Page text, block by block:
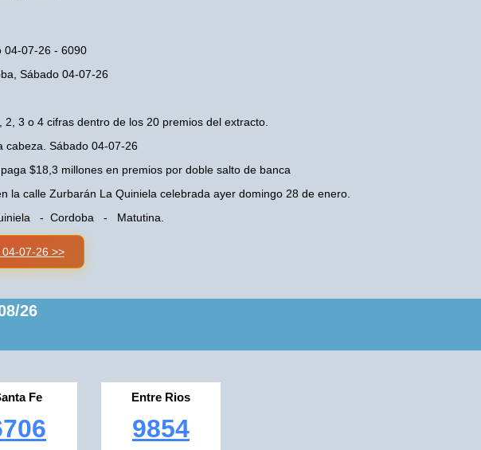
07-26 - 6090
Sábado 04-07-26
3 o 4 cifras dentro de los 20 premios del extracto.
cabeza. Sábado 04-07-26
$18,3 millones en premios por doble salto de banca
calle Zurbarán La Quiniela celebrada ayer domingo 28 de enero.
- Cordoba - Matutina.
04-07-26 >>
26
Fe Entre Rios
9854